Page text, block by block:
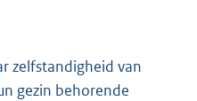
zelfstandigheid van
gezin behorende